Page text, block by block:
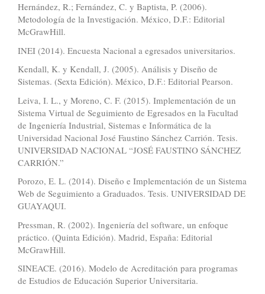
Hernández, R.; Fernández, C. y Baptista, P. (2006).
Metodología de la Investigación. México, D.F.: Editorial
McGrawHill.
INEI (2014). Encuesta Nacional a egresados universitarios.
Kendall, K. y Kendall, J. (2005). Análisis y Diseño de
Sistemas. (Sexta Edición). México, D.F.: Editorial Pearson.
Leiva, I. L., y Moreno, C. F. (2015). Implementación de un
Sistema Virtual de Seguimiento de Egresados en la Facultad
de Ingeniería Industrial, Sistemas e Informática de la
Universidad Nacional José Faustino Sánchez Carrión. Tesis.
UNIVERSIDAD NACIONAL “JOSÉ FAUSTINO SÁNCHEZ
CARRIÓN.”
Porozo, E. L. (2014). Diseño e Implementación de un Sistema
Web de Seguimiento a Graduados. Tesis. UNIVERSIDAD DE
GUAYAQUI.
Pressman, R. (2002). Ingeniería del software, un enfoque
práctico. (Quinta Edición). Madrid, España: Editorial
McGrawHill.
SINEACE. (2016). Modelo de Acreditación para programas
de Estudios de Educación Superior Universitaria.